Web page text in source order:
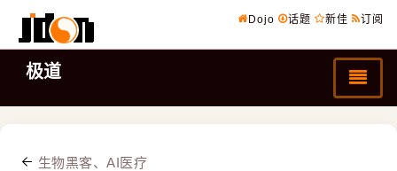
Dojo 话题 新佳 订阅
极道
生物黑客、AI医疗